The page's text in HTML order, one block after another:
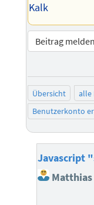
Kalk
Beitrag melden
Übersicht alle
Benutzerkonto
Javascript